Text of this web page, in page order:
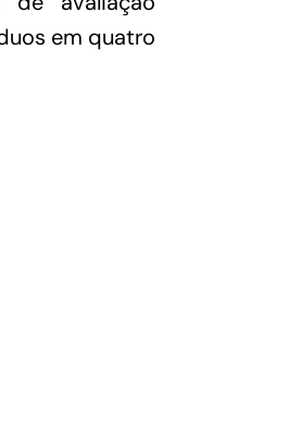
em quatro